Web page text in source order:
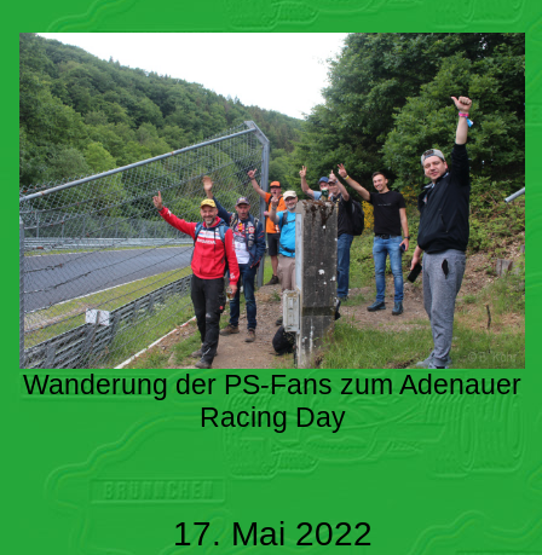
Wanderung der PS-Fans zum Adenauer
Racing Day
17. Mai 2022